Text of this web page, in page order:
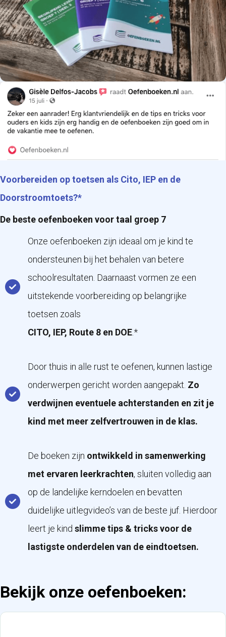
Voorbereiden op toetsen als Cito, IEP en de
Doorstroomtoets?*
De beste oefenboeken voor taal groep 7
Onze oefenboeken zijn ideaal om je kind te
ondersteunen bij het behalen van betere
schoolresultaten. Daarnaast vormen ze een
uitstekende voorbereiding op belangrijke
toetsen zoals
CITO, IEP, Route 8 en DOE.*
Door thuis in alle rust te oefenen, kunnen lastige
onderwerpen gericht worden aangepakt. Zo
verdwijnen eventuele achterstanden en zit je
kind met meer zelfvertrouwen in de klas.
De boeken zijn ontwikkeld in samenwerking
met ervaren leerkrachten, sluiten volledig aan
op de landelijke kerndoelen en bevatten
duidelijke uitlegvideo’s van de beste juf. Hierdoor
leert je kind slimme tips & tricks voor de
lastigste onderdelen van de eindtoetsen.
Bekijk onze oefenboeken: